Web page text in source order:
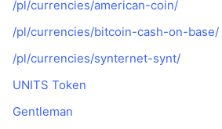
Popularne
Nowy
Krypto
Krypto ETF
Fundusze ETF na Bitcoin
Fundusze ETF na Eter
CMC MCP
x402
Baza wiedzy
Aktualności
/pl/currencies/american-coin/
/pl/currencies/bitcoin-cash-on-base/
/pl/currencies/synternet-synt/
UNITS Token
Gentleman